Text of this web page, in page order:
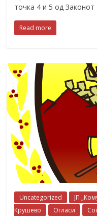
точка 4 и 5 од Законот
Read more
Uncategorized
ЈП
Крушево
Огласи